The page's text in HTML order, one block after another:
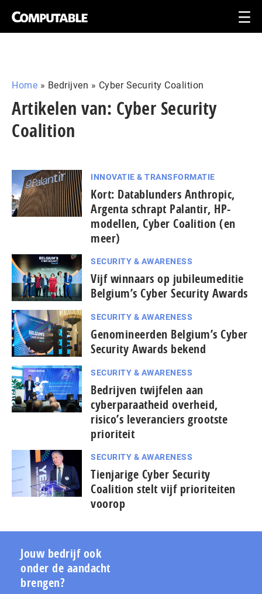
Home » Bedrijven » Cyber Security Coalition
Artikelen van: Cyber Security
Coalition
INNOVATIE & TRANSFORMATIE
Kort: Da­ta­blun­ders Anthropic,
Argenta schrapt Palantir, HP-
modellen, Cyber Coalition (en
meer)
SECURITY & AWARENESS
Vijf winnaars op jubileumeditie
Belgium’s Cyber Security Awards
SECURITY & AWARENESS
Genomineerden Belgium’s Cyber
Security Awards bekend
SECURITY & AWARENESS
Bedrijven twijfelen aan
cyberparaatheid overheid,
risico’s leveranciers grootste
prioriteit
SECURITY & AWARENESS
Tienjarige Cyber Security
Coalition stelt vijf prioriteiten
voorop
Jouw bedrijf ook
onder de aandacht
brengen?